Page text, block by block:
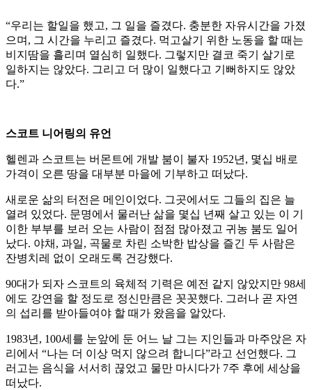
“우리는 할일을 했고, 그 일을 즐겼다. 충분한 자유시간을 가졌
으며, 그 시간을 누리고 즐겼다. 먹고살기 위한 노동을 할 때는
비지땀을 흘리며 열심히 일했다. 그렇지만 결코 죽기 살기로
일하지는 않았다. 그리고 더 많이 일했다고 기뻐하지도 않았
다.”
스코트 니어링의 유언
헬렌과 스코트는 버몬트에 개발 붐이 불자 1952년, 몇십 배로
가격이 오른 땅을 대부분 마을에 기부하고 떠났다.
새로운 삶의 터전은 메인이었다. 그곳에서도 그들의 집은 늘
열려 있었다. 문명에서 물러난 삶을 몇십 년째 살고 있는 이 기
이한 부부를 보러 오는 사람이 점점 많아졌고 귀농 붐도 일어
났다. 야채, 과일, 곡물로 차린 소박한 밥상을 즐긴 두 사람은
잔병치레 없이 오래도록 건강했다.
90대가 되자 스코트의 육체적 기력은 예전 같지 않았지만 98세
에도 강연을 할 정도로 정신만큼은 꼿꼿했다. 그러나 곧 자연
의 섭리를 받아들여야 할 때가 왔음을 알았다.
1983년, 100세를 눈앞에 둔 어느 날 그는 지인들과 마주앉은 자
리에서 “나는 더 이상 먹지 않으려 합니다”라고 선언했다. 그
러고는 음식을 서서히 끊었고 물만 마시다가 7주 후에 세상을
떠났다.